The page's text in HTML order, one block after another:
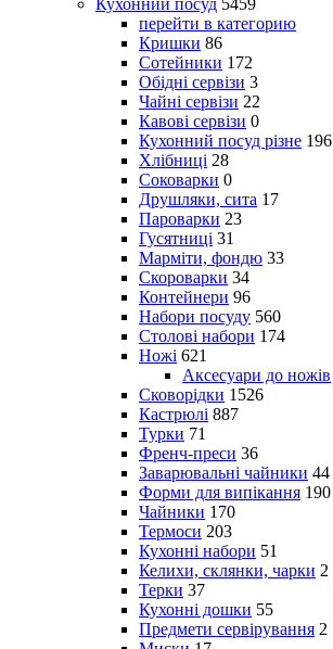
Кухонний посуд 5459
перейти в категорию
Кришки 86
Сотейники 172
Обідні сервізи 3
Чайні сервізи 22
Кавові сервізи 0
Кухонний посуд різне 196
Хлібниці 28
Соковарки 0
Друшляки, сита 17
Пароварки 23
Гусятниці 31
Марміти, фондю 33
Скороварки 34
Контейнери 96
Набори посуду 560
Столові набори 174
Ножі 621
Аксесуари до ножів
Сковорідки 1526
Кастрюлі 887
Турки 71
Френч-преси 36
Заварювальні чайники 44
Форми для випікання 190
Чайники 170
Термоси 203
Кухонні набори 51
Келихи, склянки, чарки 2
Терки 37
Кухонні дошки 55
Предмети сервірування 2